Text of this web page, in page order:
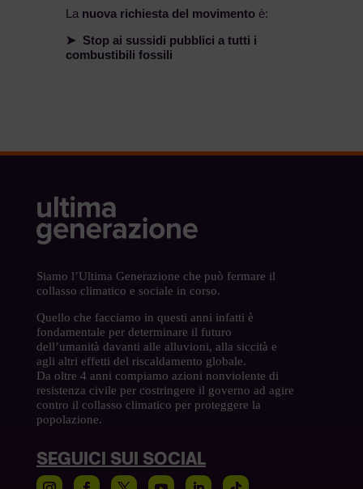
La nuova richiesta del movimentoè:
➤ Stop ai sussidi pubblici a tutti i
combustibili fossili
Siamo l’Ultima Generazione che può fermare il
collasso climatico e sociale in corso.
Quello che facciamo in questi anni infatti è
fondamentale per determinare il futuro
dell’umanità davanti alle alluvioni, alla siccità e
agli altri effetti del riscaldamento globale.
Da oltre 4 anni compiamo azioni nonviolente di
resistenza civile per costringere il governo ad agire
contro il collasso climatico per proteggere la
popolazione.
SEGUICI SUI SOCIAL